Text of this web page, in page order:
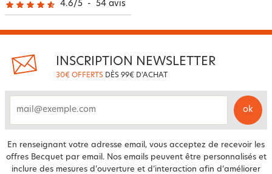
4.6/5 - 54 avis
INSCRIPTION NEWSLETTER
30€ OFFERTS DÈS 99€ D'ACHAT
ok
En renseignant votre adresse email, vous acceptez de recevoir les
offres Becquet par email. Nos emails peuvent être personnalisés et
inclure des mesures d’ouverture et d’interaction afin d’améliorer